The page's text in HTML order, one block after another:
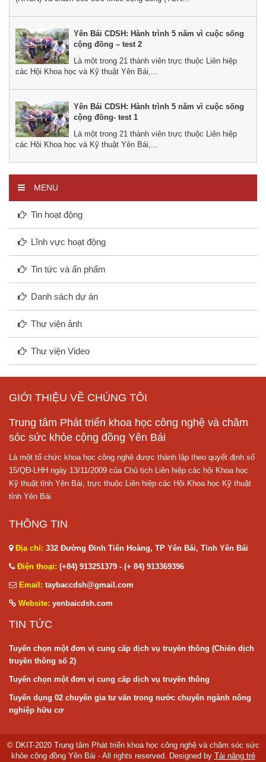
Yên Bái CDSH: Hành trình 5 năm vì cuộc sống
cộng đồng – test 2
Là một trong 21 thành viên trực thuộc Liên hiệp
các Hội Khoa học và Kỹ thuật Yên Bái,...
Yên Bái CDSH: Hành trình 5 năm vì cuộc sống
cộng đồng- test 1
Là một trong 21 thành viên trực thuộc Liên hiệp
các Hội Khoa học và Kỹ thuật Yên Bái,...
MENU
Tin hoạt động
Lĩnh vực hoạt động
Tin tức và ấn phẩm
Danh sách dự án
Thư viện ảnh
Thư viện Video
GIỚI THIỆU VỀ CHÚNG TÔI
Trung tâm Phát triển khoa học công nghệ và chăm
sóc sức khỏe cộng đồng Yên Bái
Là một tổ chức khoa học công nghệ được thành lập theo quyết định số
15/QĐ-LHH ngày 13/11/2009 của Chủ tịch Liên hiệp các hội Khoa học
Kỹ thuật tỉnh Yên Bái, trực thuộc Liên hiệp các Hội Khoa học Kỹ thuật
tỉnh Yên Bái
THÔNG TIN
Địa chỉ: 332 Đường Đinh Tiên Hoàng, TP Yên Bái, Tỉnh Yên Bái
Điện thoại: (+84) 913251379 - (+ 84) 913369396
Email: taybaccdsh@gmail.com
Website: yenbaicdsh.com
TIN TỨC
Tuyển chọn một đơn vị cung cấp dịch vụ truyền thông (Chiến dịch
truyền thông số 2)
Tuyển chọn một đơn vị cung cấp dịch vụ truyền thông
Tuyển dụng 02 chuyên gia tư vấn trong nước chuyên ngành nông
nghiệp hữu cơ
© DKIT-2020 Trung tâm Phát triển khoa học công nghệ và chăm sóc sức
khỏe cộng đồng Yên Bái - All rights reserved. Designed by Tài năng trẻ